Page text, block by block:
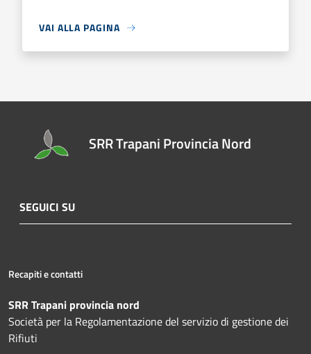
VAI ALLA PAGINA
SRR Trapani Provincia Nord
SEGUICI SU
Recapiti e contatti
SRR Trapani provincia nord
Società per la Regolamentazione del servizio di gestione dei
Rifiuti